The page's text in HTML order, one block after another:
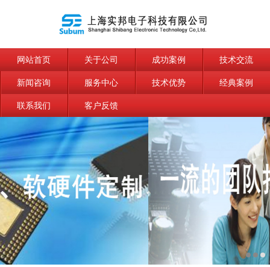
网站首页 关于公司 成功案例 技术交流
新闻咨询 服务中心 技术优势 经典案例
联系我们 客户反馈